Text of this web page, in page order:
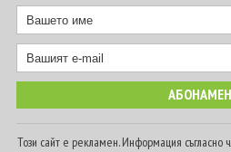
Този сайт е рекламен. Информация съгласно